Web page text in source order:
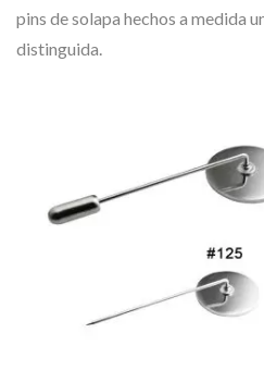
pins de solapa hechos a medida
distinguida.